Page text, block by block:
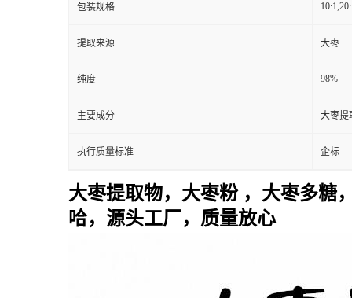
包装规格
提取来源 大枣
纯度 98%
主要成分 大枣提
执行质量标准 企标
大枣提取物，大枣粉 ，大枣多糖
哈，源头工厂，质量放心